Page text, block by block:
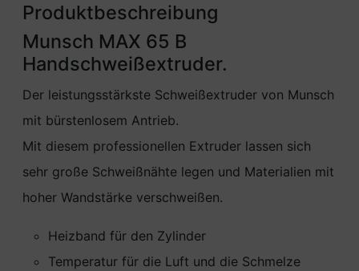
Produktbeschreibung
Munsch MAX 65 B
Handschweißextruder.
Der leistungsstärkste Schweißextruder von Munsch
mit bürstenlosem Antrieb.
Mit diesem professionellen Extruder lassen sich
sehr große Schweißnähte legen und Materialien mit
hoher Wandstärke verschweißen.
Heizband für den Zylinder
Temperatur für die Luft und die Schmelze